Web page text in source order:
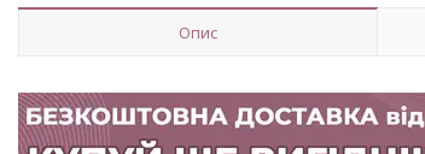
Опис